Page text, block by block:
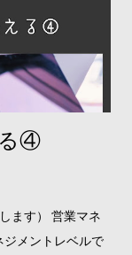
プリを選ぶ際の
、なんで営業活動
スを売りたいか
たら、お金が欲
を考えていく
、その差分を埋
く出てくる図 営
る④
ます） 営業マネ
ジメントレベルで